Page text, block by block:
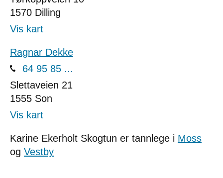
1570 Dilling
Vis kart
Ragnar Dekke
64 95 85 ...
Slettaveien 21
1555 Son
Vis kart
Karine Ekerholt Skogtun er tannlege i Moss
og Vestby